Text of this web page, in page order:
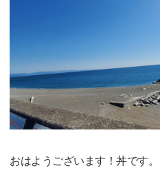
おはようございます！丼です。